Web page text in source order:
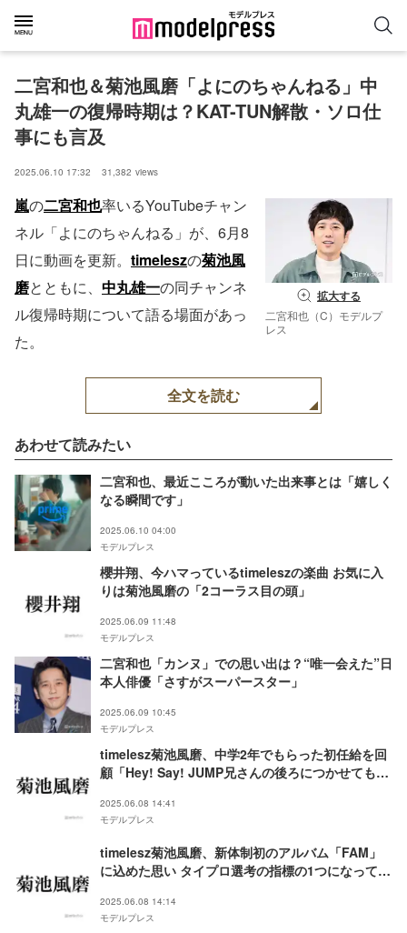
二宮和也＆菊池風磨「よにのちゃんねる」中
丸雄一の復帰時期は？KAT-TUN解散・ソロ仕
事にも言及
2025.06.10 17:32 31,382 views
拡大する
二宮和也（C）モデルプ
レス
嵐の二宮和也率いるYouTubeチャン
ネル「よにのちゃんねる」が、6月8
日に動画を更新。 timeleszの菊池風
磨とともに、 中丸雄一の同チャンネ
ル復帰時期について語る場面があっ
た。
全文を読む
あわせて読みたい
二宮和也、最近こころが動いた出来事とは「嬉しく
なる瞬間です」
2025.06.10 04:00
モデルプレス
櫻井翔、今ハマっているtimeleszの楽曲 お気に入
りは菊池風磨の「2コーラス目の頭」
2025.06.09 11:48
モデルプレス
二宮和也「カンヌ」での思い出は？“唯一会えた”日
本人俳優「さすがスーパースター」
2025.06.09 10:45
モデルプレス
timelesz菊池風磨、中学2年でもらった初任給を回
顧「Hey! Say! JUMP兄さんの後ろにつかせてもら
2025.06.08 14:41
モデルプレス
timelesz菊池風磨、新体制初のアルバム「FAM」
に込めた思い タイプロ選考の指標の1つになってい
2025.06.08 14:14
モデルプレス